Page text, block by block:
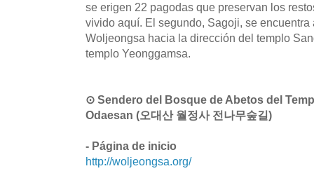
se erigen 22 pagodas que preservan los
vivido aquí. El segundo, Sagoji, se encuentra
Woljeongsa hacia la dirección del templo
templo Yeonggamsa.
⊙ Sendero del Bosque de Abetos del
Odaesan (오대산 월정사 전나무숲길)
- Página de inicio
http://woljeongsa.org/